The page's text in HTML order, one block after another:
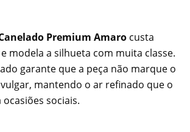
Premium Amaro custa
e modela a silhueta com muita classe.
garante que a peça não marque o
mantendo o ar refinado que o
sociais.